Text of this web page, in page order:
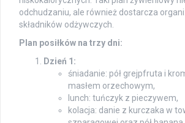
odchudzaniu, ale również dostarcza
składników odżywczych.
Plan posiłków na trzy dni:
Dzień 1:
śniadanie: pół grejpfruta i
masłem orzechowym,
lunch: tuńczyk z pieczywem,
kolacja: danie z kurczaka w